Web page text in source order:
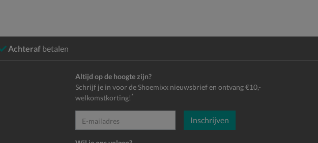
Achteraf betalen
Altijd op de hoogte zijn?
Schrijf je in voor de Shoemixx nieuwsbrief en ontvang €10,-
welkomstkorting! *
E-mailadres Inschrijven